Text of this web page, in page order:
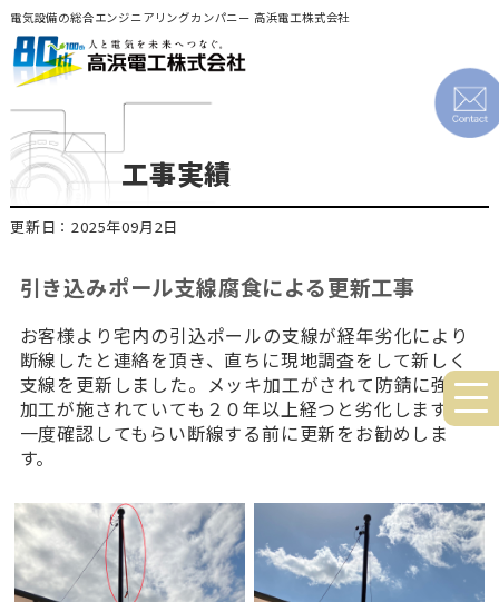
電気設備の総合エンジニアリングカンパニー 高浜電工株式会社
工事実績
更新日：2025年09月2日
引き込みポール支線腐食による更新工事
お客様より宅内の引込ポールの支線が経年劣化により
断線したと連絡を頂き、直ちに現地調査をして新しく
支線を更新しました。メッキ加工がされて防錆に強い
加工が施されていても２０年以上経つと劣化します。
一度確認してもらい断線する前に更新をお勧めしま
す。